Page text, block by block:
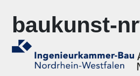
baukunst-